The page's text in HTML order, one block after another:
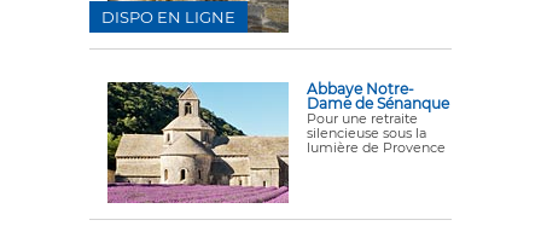
DISPO EN LIGNE
Abbaye Notre-
Dame de Sénanque
Pour une retraite
silencieuse sous la
lumière de Provence